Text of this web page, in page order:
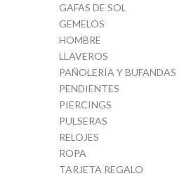
GAFAS DE SOL
GEMELOS
HOMBRE
LLAVEROS
PAÑOLERÍA Y BUFANDAS
PENDIENTES
PIERCINGS
PULSERAS
RELOJES
ROPA
TARJETA REGALO